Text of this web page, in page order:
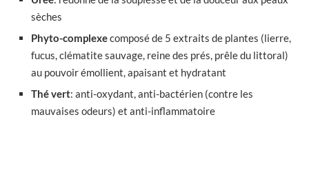
sèches
Phyto-complexecomposé de 5 extraits de plantes (lierre,
fucus, clématite sauvage, reine des prés, prêle du littoral)
au pouvoir émollient, apaisant et hydratant
Thé vert: anti-oxydant, anti-bactérien (contre les
mauvaises odeurs) et anti-inflammatoire